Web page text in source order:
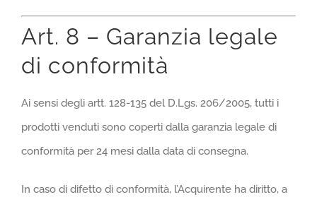
Art. 8 – Garanzia legale
di conformità
Ai sensi degli artt. 128-135 del D.Lgs. 206/2005, tutti i
prodotti venduti sono coperti dalla garanzia legale di
conformità per 24 mesi dalla data di consegna.
In caso di difetto di conformità, l’Acquirente ha diritto, a